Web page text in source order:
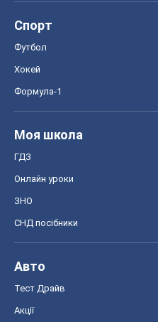
Спорт
Футбол
Хокей
Формула-1
Моя школа
ГДЗ
Онлайн уроки
ЗНО
СНД посібники
Авто
Тест Драйв
Акції